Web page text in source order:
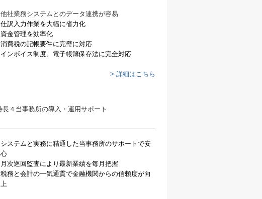
他社業務システムとのデータ連携が容易
仕訳入力作業を大幅に省力化
資金管理を効率化
消費税の記帳要件に完璧に対応
インボイス制度、電子帳簿保存法に完全対応
> 詳細はこちら
システムと実務に精通した当事務所のサポートで安
心
月次巡回監査により最新業績を毎月把握
税務と会計の一気通貫で金融機関からの信頼度が向
上